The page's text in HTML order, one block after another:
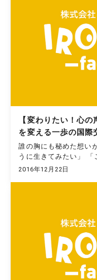
【変わりたい！心
を変える一歩の国際
誰の胸にも秘めた想い
うに生きてみたい」 「
2016年12月22日